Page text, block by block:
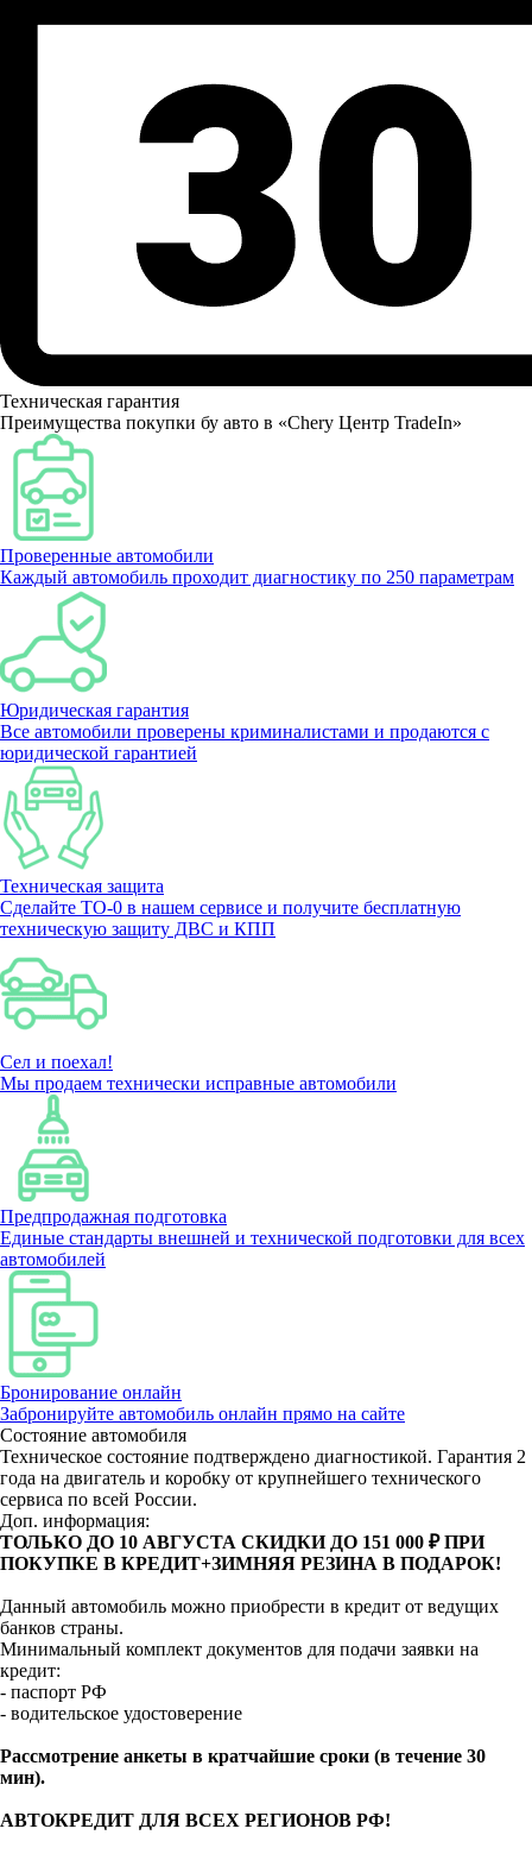
Техническая гарантия
Преимущества покупки бу авто в «Chery Центр TradeIn»
Проверенные автомобили
Каждый автомобиль проходит диагностику по 250 параметрам
Юридическая гарантия
Все автомобили проверены криминалистами и продаются с
юридической гарантией
Техническая защита
Сделайте ТО-0 в нашем сервисе и получите бесплатную
техническую защиту ДВС и КПП
Сел и поехал!
Мы продаем технически исправные автомобили
Предпродажная подготовка
Единые стандарты внешней и технической подготовки для всех
автомобилей
Бронирование онлайн
Забронируйте автомобиль онлайн прямо на сайте
Состояние автомобиля
Техническое состояние подтверждено диагностикой. Гарантия 2
года на двигатель и коробку от крупнейшего технического
сервиса по всей России.
Доп. информация:
ТОЛЬКО ДО 10 АВГУСТА СКИДКИ ДО 151 000 ₽ ПРИ
ПОКУПКЕ В КРЕДИТ+ЗИМНЯЯ РЕЗИНА В ПОДАРОК!
Данный автомобиль можно приобрести в кредит от ведущих
банков страны.
Минимальный комплект документов для подачи заявки на
кредит:
- паспорт РФ
- водительское удостоверение
Рассмотрение анкеты в кратчайшие сроки (в течение 30
мин).
АВТОКРЕДИТ ДЛЯ ВСЕХ РЕГИОНОВ РФ!